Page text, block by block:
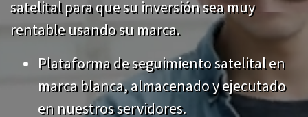
Plataforma de seguimiento satelital en
marca blanca, almacenado y ejecutado
en nuestros servidores.
Inicie su negocio sin grandes
inversiones, pague mensualmente. Sin
Previous